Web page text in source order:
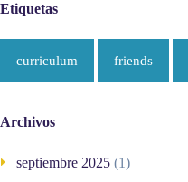
Etiquetas
curriculum friends
Archivos
septiembre 2025 (1)